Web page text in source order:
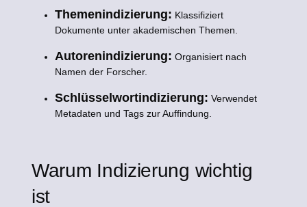
Themenindizierung: Klassifiziert
Dokumente unter akademischen Themen.
Autorenindizierung: Organisiert nach
Namen der Forscher.
Schlüsselwortindizierung: Verwendet
Metadaten und Tags zur Auffindung.
Warum Indizierung wichtig
ist